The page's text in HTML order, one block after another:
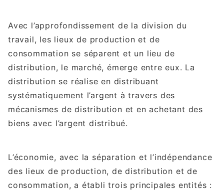
Avec l’approfondissement de la division du
travail, les lieux de production et de
consommation se séparent et un lieu de
distribution, le marché, émerge entre eux. La
distribution se réalise en distribuant
systématiquement l’argent à travers des
mécanismes de distribution et en achetant des
biens avec l’argent distribué.
L’économie, avec la séparation et l’indépendance
des lieux de production, de distribution et de
consommation, a établi trois principales entités :